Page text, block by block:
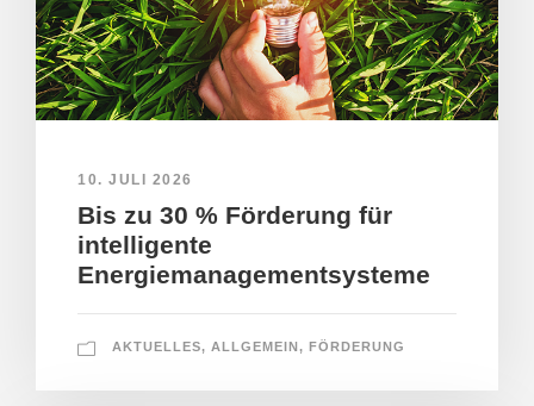
10. JULI 2026
Bis zu 30 % Förderung für
intelligente
Energiemanagementsysteme
AKTUELLES, ALLGEMEIN , FÖRDERUNG